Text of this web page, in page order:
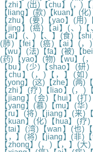
【zhi】(出)【chu】(，)
【liang】(款)【kuan】(
【zhu】(要)【yao】(用)
【jing】(癌)【ai】(、)
【ai】(、)【、】(食)【
(肺)【fei】(癌)【ai】(，
【wu】(法)【fa】(被)【
(药)【yao】(物)【wu】(
【bu】(少)【shao】(研
【chu】(，)【，】(如
【yong】(这)【zhe】(两)
【zhi】(疗)【liao】(，)
【jiang】(会)【hui】(
【yang】(慕)【mu】(华
【ru】(将)【jiang】(来)
【kuan】(化)【hua】(
【tai】(湾)【wan】(也)
【，】(将)【jiang】(非)
【zhong】(，)【，】(